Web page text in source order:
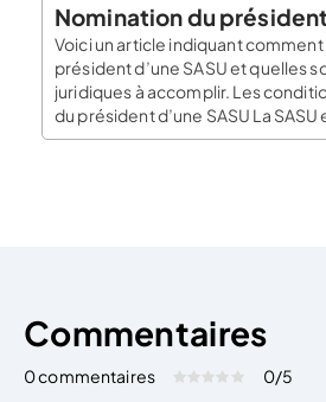
Nomination du président
Voici un article indiquant
président d’une SASU et quelles
juridiques à accomplir. Les
du président d’une SASU La
action simplifiée avec un seul
Commentaires
0 commentaires Évaluez cet article:
0/5